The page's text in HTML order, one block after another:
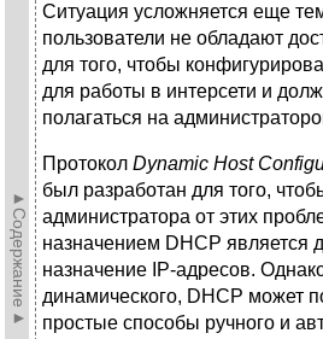
►Содержание►
Ситуация усложняется еще
пользователи не обладают
для того, чтобы
для работы в интерсети и
полагаться на
Протокол Dynamic Host
был разработан для того,
администратора от этих
назначением DHCP является
назначение IP-адресов.
динамического, DHCP может
простые способы ручного и